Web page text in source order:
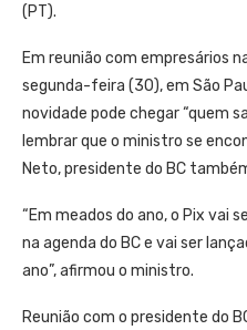
(PT).
Em reunião com empresários
segunda-feira (30), em São
novidade pode chegar “quem
lembrar que o ministro se
Neto, presidente do BC
“Em meados do ano, o Pix vai
na agenda do BC e vai ser
ano”, afirmou o ministro.
Reunião com o presidente do